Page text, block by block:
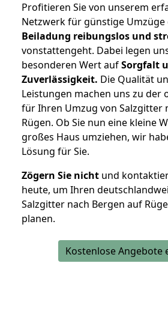
Profitieren Sie von unserem
Netzwerk für günstige Umzüge
Beiladung reibungslos und
vonstattengeht. Dabei legen
besonderen Wert aufSorgfalt
Zuverlässigkeit. Die Qualität
Leistungen machen uns zu der
für Ihren Umzug von Salzgitter
Rügen. Ob Sie nun eine kleine
großes Haus umziehen, wir
Lösung für Sie.
Zögern Sie nicht und
heute, um Ihren
Salzgitter nach Bergen auf
planen.
Kostenlose Angebote